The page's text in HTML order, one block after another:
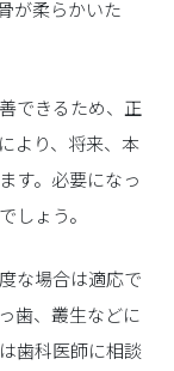
が柔らかいた
できるため、正
より、将来、本
す。必要になっ
しょう。
な場合は適応で
歯、叢生などに
歯科医師に相談